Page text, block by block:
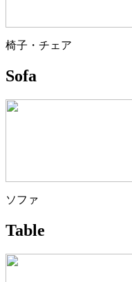
椅子・チェア
Sofa
ソファ
Table